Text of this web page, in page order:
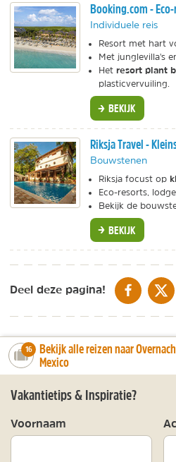
Booking.com -
Individuele reis
Resort met hart
Met junglevilla's
Het resort plant
plasticvervuiling.
BEKIJK
Riksja Travel -
Bouwstenen
Riksja focust op
Eco-resorts,
Bekijk de
BEKIJK
Deel deze pagina! DELEN OP
number_of_trips:
16
Bekijk alle reizen naar
Mexico
Vakantietips & Inspiratie?
Voornaam